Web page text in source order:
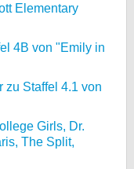
Elementary
4B von "Emily in
zu Staffel 4.1 von
Girls, Dr.
The Split,